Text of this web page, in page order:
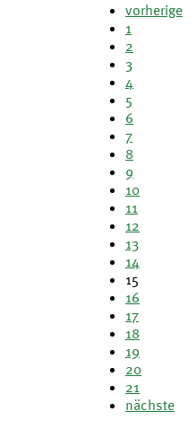
vorherige
1
2
3
4
5
6
7
8
9
10
11
12
13
14
15
16
17
18
19
20
21
nächste